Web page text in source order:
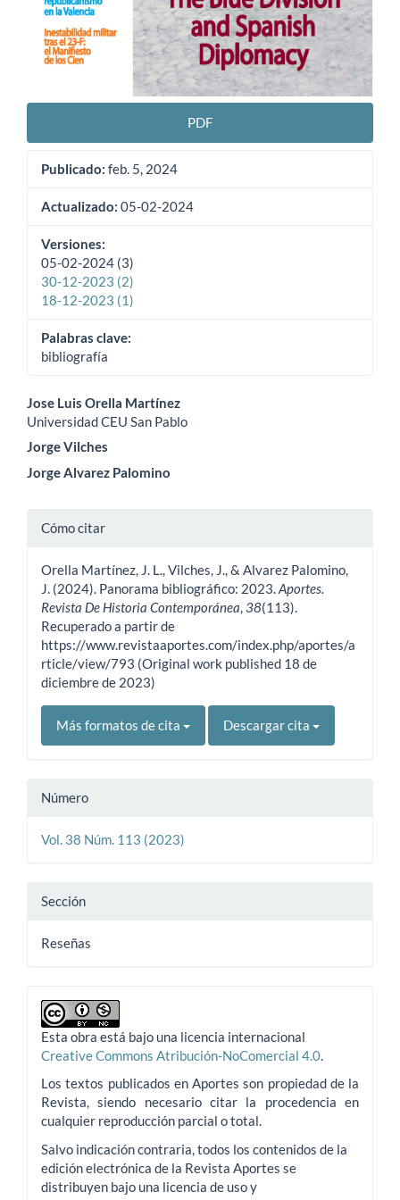
PDF
Publicado: feb. 5, 2024
Actualizado: 05-02-2024
Versiones:
05-02-2024 (3)
30-12-2023 (2)
18-12-2023 (1)
Palabras clave:
bibliografía
Contenido
principal
del
Jose Luis Orella Martínez
Universidad CEU San Pablo
Jorge Vilches
Jorge Alvarez Palomino
Detalles
artículo
Cómo citar
Orella Martínez, J. L., Vilches, J., & Alvarez Palomino,
J. (2024). Panorama bibliográfico: 2023. Aportes.
Revista De Historia Contemporánea 38(113).
Recuperado a partir de
https://www.revistaaportes.com/index.php/aportes/a
rticle/view/793 (Original work published 18 de
diciembre de 2023)
Más formatos de cita Descargar cita
Número
Vol. 38 Núm. 113 (2023)
Sección
Reseñas
Esta obra está bajo una licencia internacional
Creative Commons Atribución-NoComercial 4.0
Los textos publicados en Aportes son propiedad de la
Revista, siendo necesario citar la procedencia en
cualquier reproducción parcial o total.
Salvo indicación contraria, todos los contenidos de la
edición electrónica de la Revista Aportes se
distribuyen bajo una licencia de uso y